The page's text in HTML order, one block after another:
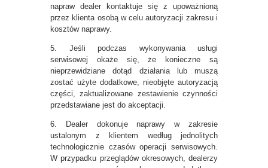
napraw dealer kontaktuje się z upoważnioną
przez klienta osobą w celu autoryzacji zakresu i
kosztów naprawy.
5. Jeśli podczas wykonywania usługi
serwisowej okaże się, że konieczne są
nieprzewidziane dotąd działania lub muszą
zostać użyte dodatkowe, nieobjęte autoryzacją
części, zaktualizowane zestawienie czynności
przedstawiane jest do akceptacji.
6. Dealer dokonuje naprawy w zakresie
ustalonym z klientem według jednolitych
technologicznie czasów operacji serwisowych.
W przypadku przeglądów okresowych, dealerzy